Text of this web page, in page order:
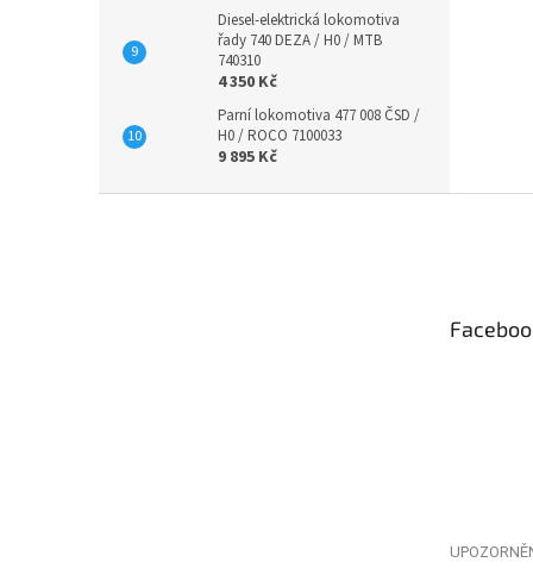
Diesel-elektrická lokomotiva
řady 740 DEZA / H0 / MTB
740310
4 350 Kč
Parní lokomotiva 477 008 ČSD /
H0 / ROCO 7100033
9 895 Kč